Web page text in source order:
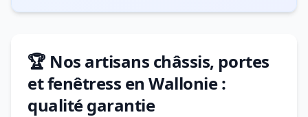
🏆 Nos artisans châssis, portes
et fenêtress en Wallonie :
qualité garantie